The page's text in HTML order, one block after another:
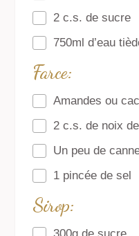
2 c.s. de sucre
750ml d’eau
Farce:
Amandes ou
2 c.s. de noix
Un peu de
1 pincée de sel
Sirop: